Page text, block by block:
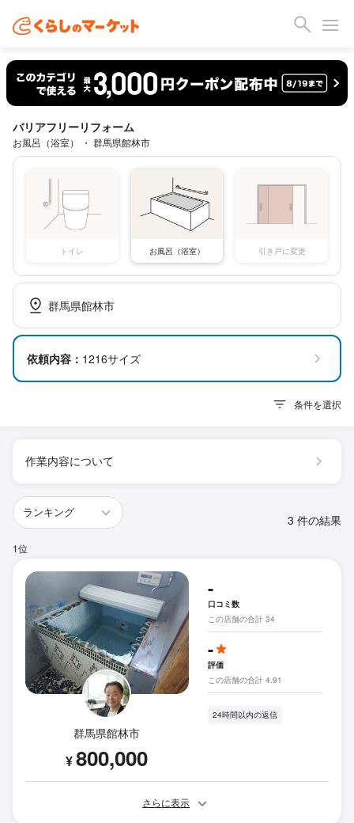
バリアフリーリフォーム
お風呂（浴室） ・ 群馬県館林市
トイレ お風呂（浴室） 引き戸に変更
群馬県館林市
依頼内容： 1216サイズ
条件を選択
作業内容について
3 件の結果
1位
群馬県館林市
¥800,000
-
口コミ数
この店舗の合計 34
-
評価
この店舗の合計 4.91
24時間以内の返信
さらに表示